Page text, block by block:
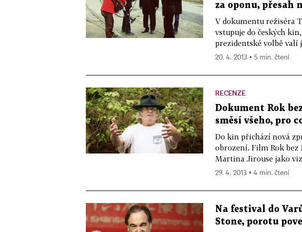
za oponu, přesah
V dokumentu režiséra
vstupuje do českých
prezidentské volbě valí
20. 4. 2013 ▪ 5 min. čtení
RECENZE
Dokument Rok
směsí všeho, pro
Do kin přichází nová
obrození. Film Rok bez
Martina Jirouse jako
29. 4. 2013 ▪ 4 min. čtení
Na festival do
Stone, porotu